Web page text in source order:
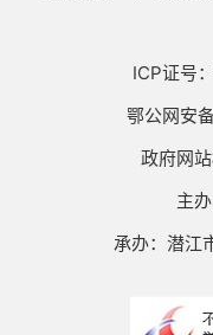
ICP证号
鄂公网安
政府网
主
承办：潜江